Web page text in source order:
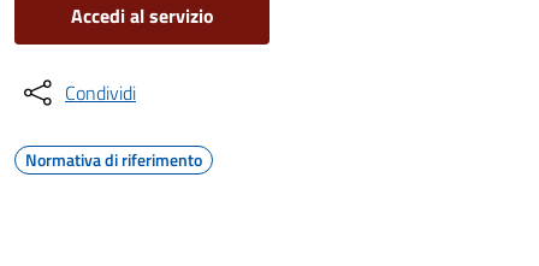
Accedi al servizio
Condividi
Normativa di riferimento